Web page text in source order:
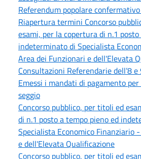
Referendum popolare
Riapertura termini Concorso
esami, per la copertura di n.1
indeterminato di Specialista
Area dei Funzionari e dell'Elevata
Consultazioni Referendarie dell’8
Emessi i mandati di pagamento
seggio
Concorso pubblico, per titoli ed
di n.1 posto a tempo pieno ed
Specialista Economico Finanziario
e dell'Elevata Qualificazione
Concorso pubblico, per titoli ed